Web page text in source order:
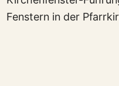
Fenstern in der